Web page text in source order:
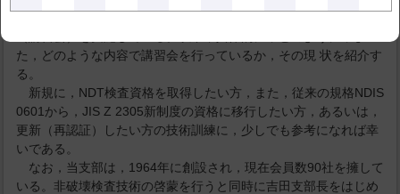
た，どのような内容で講習会を行っているか，その現 状を紹介す
る。
新規に，NDT検査資格を取得したい方，また，従来の規格NDIS
0601から，JIS Z 2305新制度の資格に移行したい方，あるいは，
更新（再認証）したい方の技術訓練に，少しでも参考になれば幸
いである。
なお，当支部は，1964年に創設され，現在会員数90社を擁して
いる。非破壊検査技術の啓蒙を行うと同時に吉田支部長をはじめ